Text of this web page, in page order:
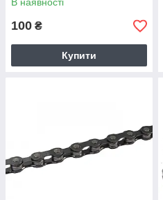
100 ₴
Купити